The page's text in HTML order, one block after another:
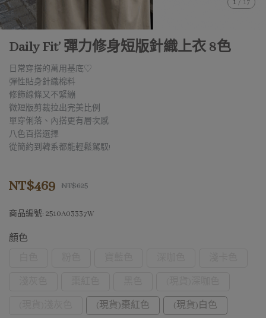
1 / 17
Daily Fit’ 彈力修身短版針織上衣 8色
日常穿搭的萬用基底♡
彈性貼身針織棉料
修飾線條又不緊繃
微短版剪裁拉出完美比例
單穿俐落、內搭更有層次感
八色百搭選擇
從簡約到韓系都能輕鬆駕馭!
NT$469 NT$625
商品編號: 2510A03337W
顏色
(現貨)棗紅色 (現貨)白色